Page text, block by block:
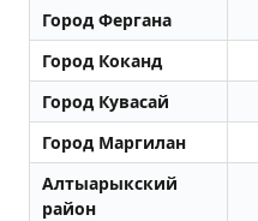
Город Фергана
Город Коканд
Город Кувасай
Город Маpгилан
Алтыарыкский
район